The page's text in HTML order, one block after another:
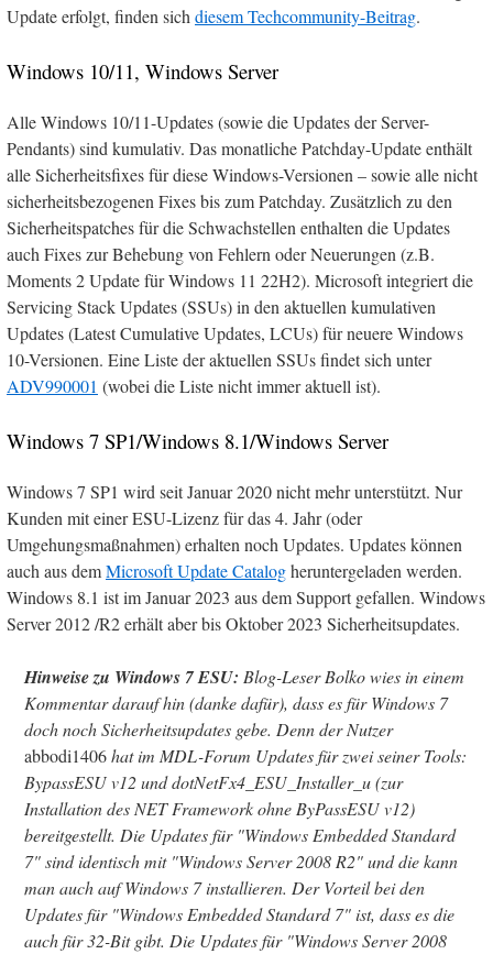
Update erfolgt, finden sichdiesem Techcommunity-Beitrag.
Windows 10/11, Windows Server
Alle Windows 10/11-Updates (sowie die Updates der Server-
Pendants) sind kumulativ. Das monatliche Patchday-Update enthält
alle Sicherheitsfixes für diese Windows-Versionen – sowie alle nicht
sicherheitsbezogenen Fixes bis zum Patchday. Zusätzlich zu den
Sicherheitspatches für die Schwachstellen enthalten die Updates
auch Fixes zur Behebung von Fehlern oder Neuerungen (z.B.
Moments 2 Update für Windows 11 22H2). Microsoft integriert die
Servicing Stack Updates (SSUs) in den aktuellen kumulativen
Updates (Latest Cumulative Updates, LCUs) für neuere Windows
10-Versionen. Eine Liste der aktuellen SSUs findet sich unter
ADV990001 (wobei die Liste nicht immer aktuell ist).
Windows 7 SP1/Windows 8.1/Windows Server
Windows 7 SP1 wird seit Januar 2020 nicht mehr unterstützt. Nur
Kunden mit einer ESU-Lizenz für das 4. Jahr (oder
Umgehungsmaßnahmen) erhalten noch Updates. Updates können
auch aus demMicrosoft Update Catalogheruntergeladen werden.
Windows 8.1 ist im Januar 2023 aus dem Support gefallen. Windows
Server 2012 /R2 erhält aber bis Oktober 2023 Sicherheitsupdates.
Hinweise zu Windows 7 ESU: Blog-Leser Bolko wies in einem
Kommentar darauf hin (danke dafür), dass es für Windows 7
doch noch Sicherheitsupdates gebe. Denn der Nutzer
abbodi1406hat im MDL-Forum Updates für zwei seiner Tools:
BypassESU v12 und dotNetFx4_ESU_Installer_u (zur
Installation des NET Framework ohne ByPassESU v12)
bereitgestellt. Die Updates für "Windows Embedded Standard
7" sind identisch mit "Windows Server 2008 R2" und die kann
man auch auf Windows 7 installieren. Der Vorteil bei den
Updates für "Windows Embedded Standard 7" ist, dass es die
auch für 32-Bit gibt. Die Updates für "Windows Server 2008